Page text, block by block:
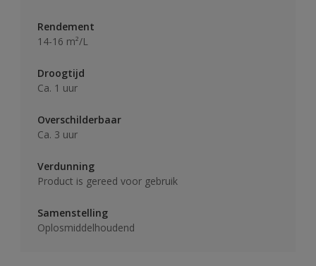
Rendement
14-16 m²/L
Droogtijd
Ca. 1 uur
Overschilderbaar
Ca. 3 uur
Verdunning
Product is gereed voor gebruik
Samenstelling
Oplosmiddelhoudend